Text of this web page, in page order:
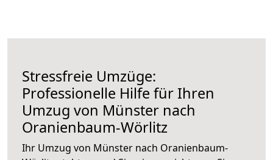
Stressfreie Umzüge:
Professionelle Hilfe für Ihren
Umzug von Münster nach
Oranienbaum-Wörlitz
Ihr Umzug von Münster nach Oranienbaum-